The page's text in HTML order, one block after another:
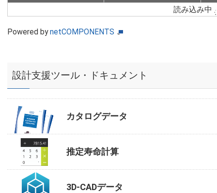
読み込み中
Powered bynetCOMPONENTS
設計支援ツール・ドキュメント
カタログデータ
推定寿命計算
3D-CADデータ